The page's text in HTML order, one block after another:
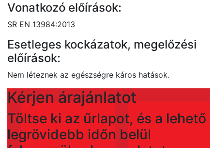
Vonatkozó előírások:
SR EN 13984:2013
Esetleges kockázatok, megelőzési
előírások:
Nem léteznek az egészségre káros hatások.
Kérjen árajánlatot
Töltse ki az űrlapot, és a lehető
legrövidebb időn belül